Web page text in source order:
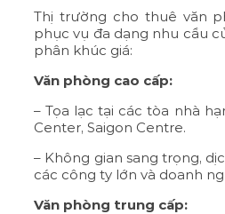
Thị trường cho thuê văn
phục vụ đa dạng nhu cầu
phân khúc giá:
Văn phòng cao cấp:
– Tọa lạc tại các tòa nhà
Center, Saigon Centre.
– Không gian sang trọng,
các công ty lớn và doanh
Văn phòng trung cấp: